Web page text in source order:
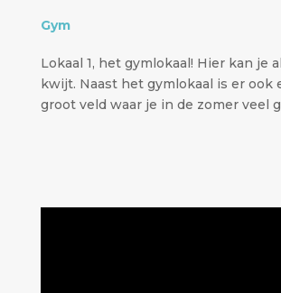
Gym
Lokaal 1, het gymlokaal! Hier kan je
kwijt. Naast het gymlokaal is er ook
groot veld waar je in de zomer veel